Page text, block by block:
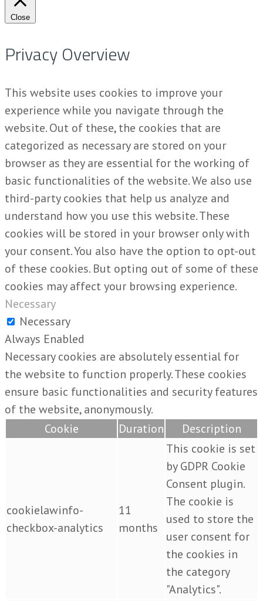
Close
Privacy Overview
This website uses cookies to improve your
experience while you navigate through the
website. Out of these, the cookies that are
categorized as necessary are stored on your
browser as they are essential for the working of
basic functionalities of the website. We also use
third-party cookies that help us analyze and
understand how you use this website. These
cookies will be stored in your browser only with
your consent. You also have the option to opt-out
of these cookies. But opting out of some of these
cookies may affect your browsing experience.
Necessary
Necessary
Always Enabled
Necessary cookies are absolutely essential for
the website to function properly. These cookies
ensure basic functionalities and security features
of the website, anonymously.
Cookie
Duration Description
cookielawinfo-
checkbox-analytics
11
months
This cookie is set
by GDPR Cookie
Consent plugin.
The cookie is
used to store the
user consent for
the cookies in
the category
"Analytics".